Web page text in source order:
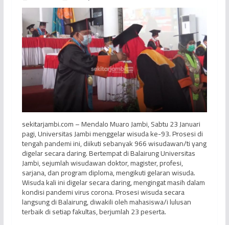
sekitarjambi.com – Mendalo Muaro Jambi, Sabtu 23 Januari
pagi, Universitas Jambi menggelar wisuda ke-93. Prosesi di
tengah pandemi ini, diikuti sebanyak 966 wisudawan/ti yang
digelar secara daring. Bertempat di Balairung Universitas
Jambi, sejumlah wisudawan doktor, magister, profesi,
sarjana, dan program diploma, mengikuti gelaran wisuda.
Wisuda kali ini digelar secara daring, mengingat masih dalam
kondisi pandemi virus corona. Prosesi wisuda secara
langsung di Balairung, diwakili oleh mahasiswa/i lulusan
terbaik di setiap fakultas, berjumlah 23 peserta.